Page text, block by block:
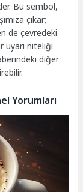
Bu sembol,
çıkar;
de çevredeki
uyarı niteliği
diğer
Yorumları